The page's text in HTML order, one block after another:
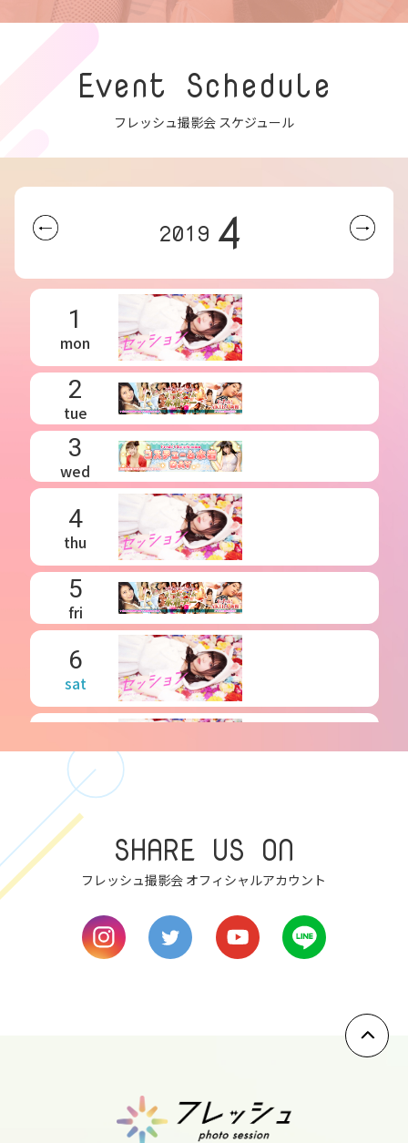
Event Schedule
フレッシュ撮影会 スケジュール
2019 4
1
mon
2
tue
3
wed
4
thu
5
fri
6
sat
sun
8
tue
SHARE US ON
フレッシュ撮影会 オフィシャルアカウント